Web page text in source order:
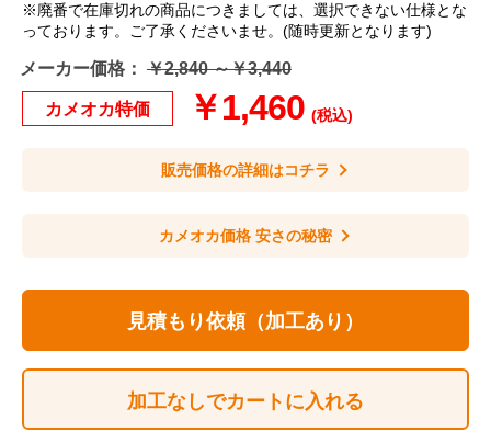
※廃番で在庫切れの商品につきましては、選択できない仕様とな
っております。ご了承くださいませ。(随時更新となります)
メーカー価格： ￥2,840 ～￥3,440
カメオカ特価 ￥1,460 (税込)
販売価格の詳細はコチラ
カメオカ価格 安さの秘密
見積もり依頼（加工あり）
加工なしでカートに入れる